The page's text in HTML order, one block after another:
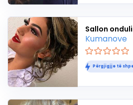
Sallon
Kumanove
Përgjigjje të